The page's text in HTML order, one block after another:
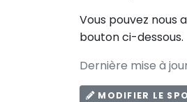
Vous pouvez nous
bouton ci-dessous.
Dernière mise à
MODIFIER LE